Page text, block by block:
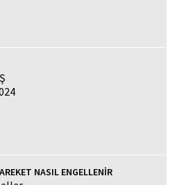
NASIL ENGELLENİR